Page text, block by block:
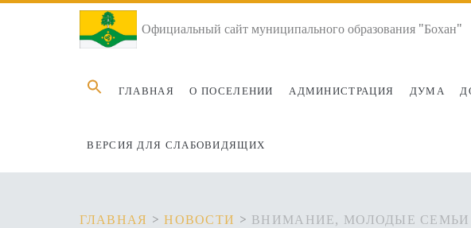
Официальный сайт муниципального образования "Бохан"
Search
for:
ГЛАВНАЯ О ПОСЕЛЕНИИ АДМИНИСТРАЦИЯ ДУМА
ВЕРСИЯ ДЛЯ СЛАБОВИДЯЩИХ
ГЛАВНАЯ >НОВОСТИ > ВНИМАНИЕ, МОЛОДЫЕ